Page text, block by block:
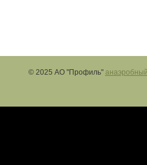
© 2025 АО "Профиль"